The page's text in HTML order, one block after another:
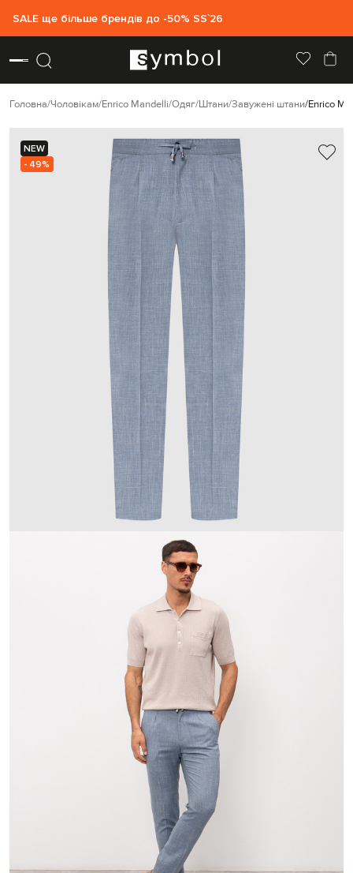
SALE ще більше брендів до -50% SS`26
Головна Чоловікам Enrico Mandelli Одяг Штани Завужені штани Enrico
NEW
- 49%